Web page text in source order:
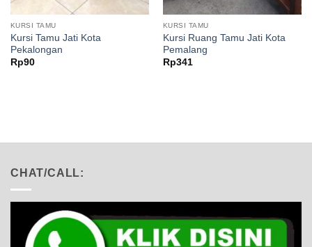
KURSI TAMU
Kursi Tamu Jati Kota
Pekalongan
Rp90
KURSI TAMU
Kursi Ruang Tamu Jati Kota
Pemalang
Rp341
CHAT/CALL: